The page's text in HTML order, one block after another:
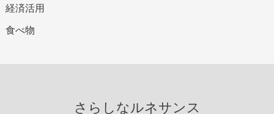
経済活用
食べ物
さらしなルネサンス